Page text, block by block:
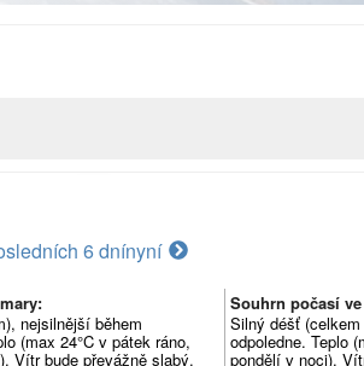
6 dnínyní
nejsilnější během
(max 24°C v pátek ráno,
Vítr bude převážně slabý.
Souhrn počasí
Silný déšť
odpoledne. Teplo
pondělí v noci).